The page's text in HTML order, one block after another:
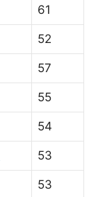
61
52
57
55
54
53
53